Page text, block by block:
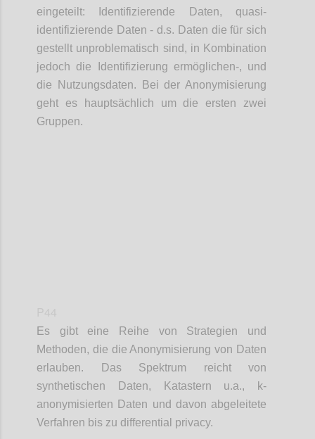
eingeteilt: Identifizierende Daten, quasi-
identifizierende Daten - d.s. Daten die für sich
gestellt unproblematisch sind, in Kombination
jedoch die Identifizierung ermöglichen-, und
die Nutzungsdaten. Bei der Anonymisierung
geht es hauptsächlich um die ersten zwei
Gruppen.
Es gibt eine Reihe von Strategien und
Methoden, die die Anonymisierung von Daten
erlauben. Das Spektrum reicht von
synthetischen Daten, Katastern u.a., k-
anonymisierten Daten und davon abgeleitete
Verfahren bis zu differential privacy.